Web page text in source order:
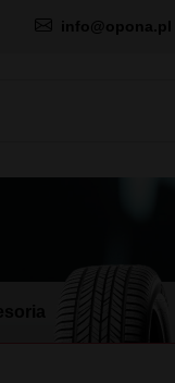
info@opona.pl